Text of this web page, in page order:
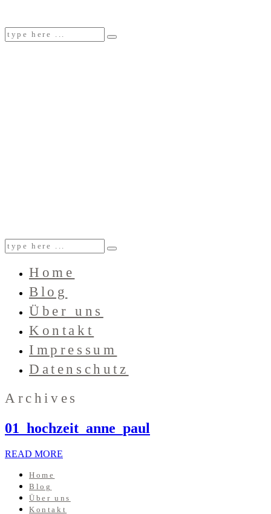
Home
Blog
Über uns
Kontakt
Impressum
Datenschutz
Archives
01_hochzeit_anne_paul
READ MORE
Home
Blog
Über uns
Kontakt